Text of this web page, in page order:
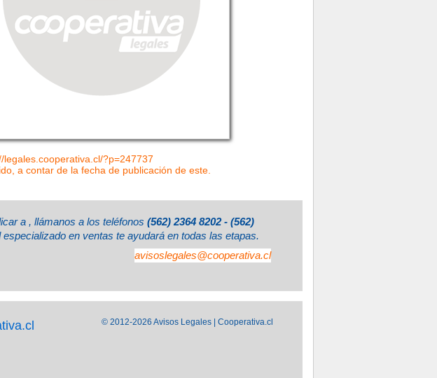
?p=247737
a contar de la fecha de publicación de este.
a
avisoslegales@cooperativa.cl
, llámanos a los teléfonos (562) 2364 8202 - (562)
especializado en ventas te ayudará en todas las etapas.
© 2012-2026 Avisos Legales | Cooperativa.cl